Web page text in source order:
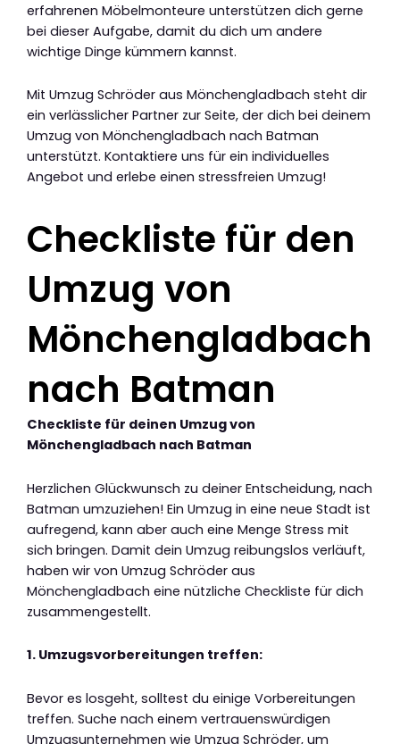
erfahrenen Möbelmonteure unterstützen dich gerne
bei dieser Aufgabe, damit du dich um andere
wichtige Dinge kümmern kannst.
Mit Umzug Schröder aus Mönchengladbach steht dir
ein verlässlicher Partner zur Seite, der dich bei deinem
Umzug von Mönchengladbach nach Batman
unterstützt. Kontaktiere uns für ein individuelles
Angebot und erlebe einen stressfreien Umzug!
Checkliste für den
Umzug von
Mönchengladbach
nach Batman
Checkliste für deinen Umzug von
Mönchengladbach nach Batman
Herzlichen Glückwunsch zu deiner Entscheidung, nach
Batman umzuziehen! Ein Umzug in eine neue Stadt ist
aufregend, kann aber auch eine Menge Stress mit
sich bringen. Damit dein Umzug reibungslos verläuft,
haben wir von Umzug Schröder aus
Mönchengladbach eine nützliche Checkliste für dich
zusammengestellt.
1. Umzugsvorbereitungen treffen:
Bevor es losgeht, solltest du einige Vorbereitungen
treffen. Suche nach einem vertrauenswürdigen
Umzugsunternehmen wie Umzug Schröder, um